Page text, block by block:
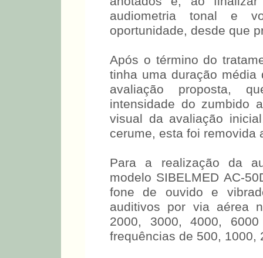
audiometria tonal e
oportunidade, desde que
Após o término do
tinha uma duração
avaliação proposta,
intensidade do zumbido
visual da avaliação
cerume, esta foi removida
Para a realização da
modelo SIBELMED AC-
fone de ouvido e
auditivos por via aérea
2000, 3000, 4000,
frequências de 500, 1000,